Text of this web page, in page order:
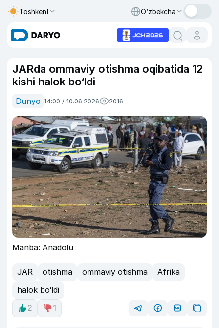
Toshkent O‘zbekcha
JARda ommaviy otishma oqibatida 12
kishi halok bo‘ldi
Dunyo 14:00 / 10.06.2026 2016
Manba: Anadolu
JAR otishma ommaviy otishma
Afrika
halok bo‘ldi
2
1